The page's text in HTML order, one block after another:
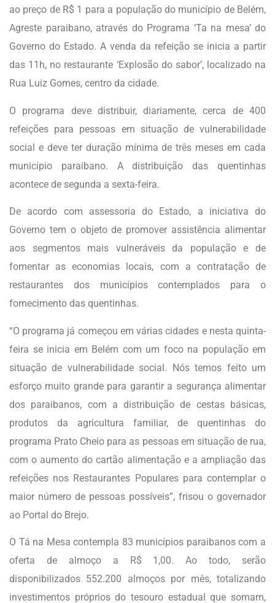
ao preço de R$ 1 para a população do município de Belém,
Agreste paraibano, através do Programa ‘Ta na mesa’ do
Governo do Estado. A venda da refeição se inicia a partir
das 11h, no restaurante ‘Explosão do sabor’, localizado na
Rua Luiz Gomes, centro da cidade.
O programa deve distribuir, diariamente, cerca de 400
refeições para pessoas em situação de vulnerabilidade
social e deve ter duração mínima de três meses em cada
município paraibano. A distribuição das quentinhas
acontece de segunda a sexta-feira.
De acordo com assessoria do Estado, a iniciativa do
Governo tem o objeto de promover assistência alimentar
aos segmentos mais vulneráveis da população e de
fomentar as economias locais, com a contratação de
restaurantes dos municípios contemplados para o
fornecimento das quentinhas.
“O programa já começou em várias cidades e nesta quinta-
feira se inicia em Belém com um foco na população em
situação de vulnerabilidade social. Nós temos feito um
esforço muito grande para garantir a segurança alimentar
dos paraibanos, com a distribuição de cestas básicas,
produtos da agricultura familiar, de quentinhas do
programa Prato Cheio para as pessoas em situação de rua,
com o aumento do cartão alimentação e a ampliação das
refeições nos Restaurantes Populares para contemplar o
maior número de pessoas possíveis”, frisou o governador
ao Portal do Brejo.
O Tá na Mesa contempla 83 municípios paraibanos com a
oferta de almoço a R$ 1,00. Ao todo, serão
disponibilizados 552.200 almoços por mês, totalizando
investimentos próprios do tesouro estadual que somam,